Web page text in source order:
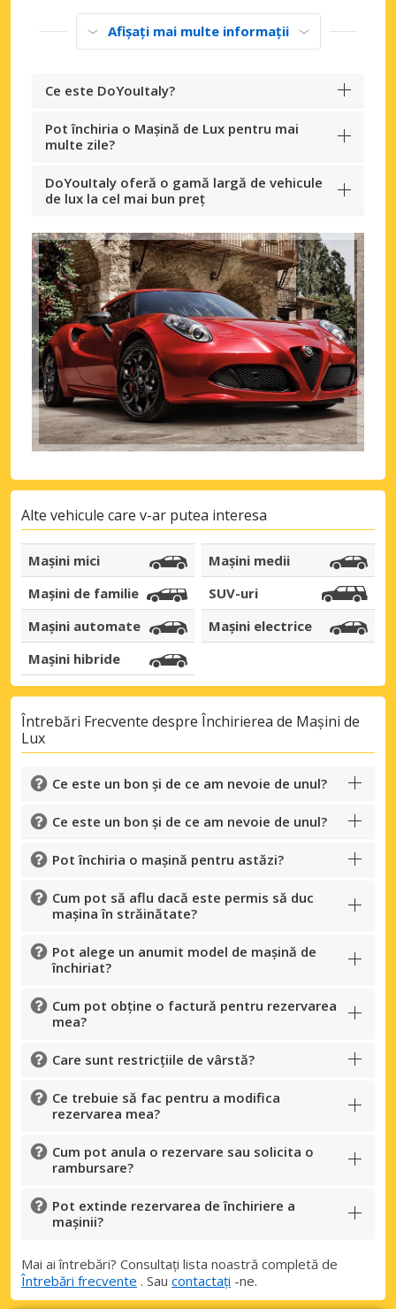
Economii de top
Accesați ofertele exclusive ale
furnizorilor noștri
Autentificare cu eLink
Afișați mai multe informații
Ce este DoYouItaly?
Pot închiria o Mașină de Lux pentru mai
multe zile?
DoYouItaly oferă o gamă largă de vehicule
de lux la cel mai bun preț
Alte vehicule care v-ar putea interesa
Mașini mici
Mașini medii
Mașini de familie
SUV-uri
Mașini automate
Mașini electrice
Mașini hibride
Întrebări Frecvente despre Închirierea de Mașini de
Lux
Ce este un bon și de ce am nevoie de unul?
Ce este un bon și de ce am nevoie de unul?
Pot închiria o mașină pentru astăzi?
Cum pot să aflu dacă este permis să duc
mașina în străinătate?
Pot alege un anumit model de mașină de
închiriat?
Cum pot obține o factură pentru rezervarea
mea?
Care sunt restricțiile de vârstă?
Ce trebuie să fac pentru a modifica
rezervarea mea?
Cum pot anula o rezervare sau solicita o
rambursare?
Pot extinde rezervarea de închiriere a
mașinii?
Mai ai întrebări? Consultați lista noastră completă de
Întrebări frecvente . Sau contactați -ne.